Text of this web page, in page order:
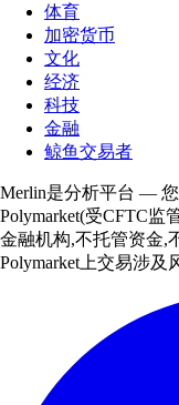
体育
加密货币
文化
经济
科技
金融
鲸鱼交易者
Merlin是分析平台 —
Polymarket(受CFTC
金融机构,不托管资金,
Polymarket上交易涉及